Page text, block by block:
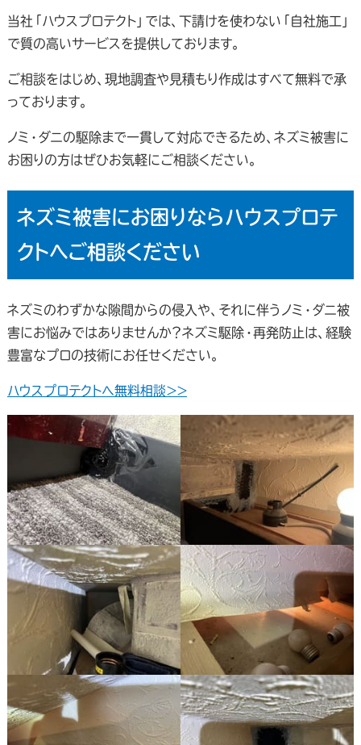
当社「ハウスプロテクト」では、下請けを使わない「自社施工」
で質の高いサービスを提供しております。
ご相談をはじめ、現地調査や見積もり作成はすべて無料で承
っております。
ノミ・ダニの駆除まで一貫して対応できるため、ネズミ被害に
お困りの方はぜひお気軽にご相談ください。
ネズミ被害にお困りならハウスプロテ
クトへご相談ください
ネズミのわずかな隙間からの侵入や、それに伴うノミ・ダニ被
害にお悩みではありませんか？ネズミ駆除・再発防止は、経験
豊富なプロの技術にお任せください。
ハウスプロテクトへ無料相談＞＞